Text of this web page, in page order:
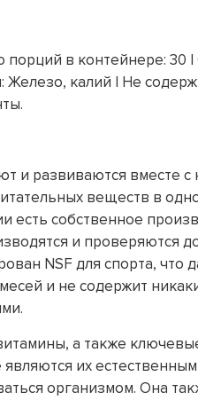
в контейнере: 30
Железо, калий | Не
и развиваются вместе
веществ в
есть собственное
и проверяются
NSF для спорта, что
и не содержит
а также
являются их
организмом. Она